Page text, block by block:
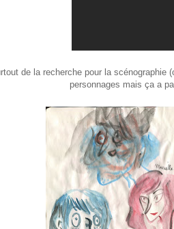
de la recherche pour la
personnages mais ça a